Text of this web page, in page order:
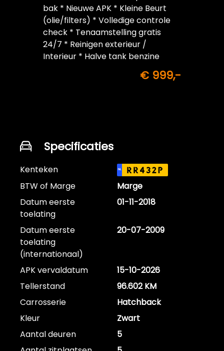
bak * Nieuwe APK * Kleine Beurt
(olie/filters) * Volledige controle
check * Tenaamstelling gratis
24/7 * Reinigen exterieur /
Interieur * Halve tank benzine
€ 999,-
Specificaties
Kenteken NL RR432P
BTW of Marge
Marge
Datum eerste
toelating
01-11-2018
Datum eerste
toelating
(internationaal)
20-07-2009
APK vervaldatum
15-10-2026
Tellerstand
96.602 KM
Carrosserie
Hatchback
Kleur
Zwart
Aantal deuren
5